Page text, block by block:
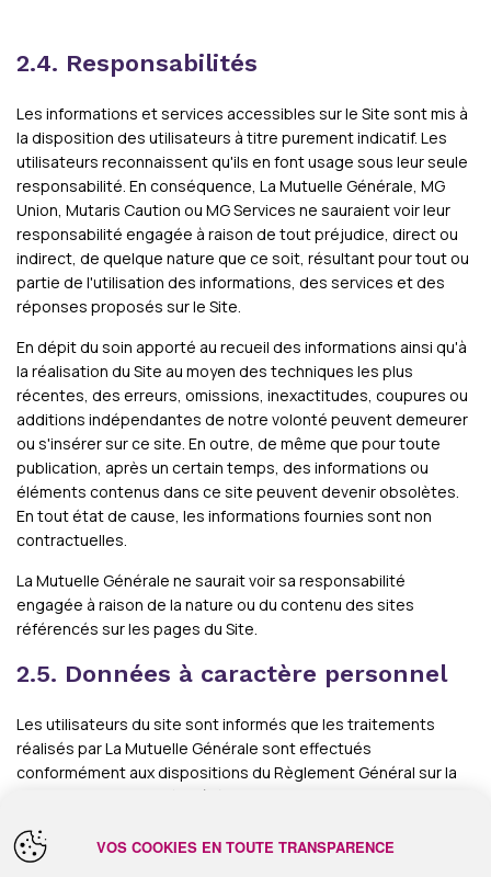
2.4. Responsabilités
Les informations et services accessibles sur le Site sont mis à
la disposition des utilisateurs à titre purement indicatif. Les
utilisateurs reconnaissent qu'ils en font usage sous leur seule
responsabilité. En conséquence, La Mutuelle Générale, MG
Union, Mutaris Caution ou MG Services ne sauraient voir leur
responsabilité engagée à raison de tout préjudice, direct ou
indirect, de quelque nature que ce soit, résultant pour tout ou
partie de l'utilisation des informations, des services et des
réponses proposés sur le Site.
En dépit du soin apporté au recueil des informations ainsi qu'à
la réalisation du Site au moyen des techniques les plus
récentes, des erreurs, omissions, inexactitudes, coupures ou
additions indépendantes de notre volonté peuvent demeurer
ou s'insérer sur ce site. En outre, de même que pour toute
publication, après un certain temps, des informations ou
éléments contenus dans ce site peuvent devenir obsolètes.
En tout état de cause, les informations fournies sont non
contractuelles.
La Mutuelle Générale ne saurait voir sa responsabilité
engagée à raison de la nature ou du contenu des sites
référencés sur les pages du Site.
2.5. Données à caractère personnel
Les utilisateurs du site sont informés que les traitements
réalisés par La Mutuelle Générale sont effectués
conformément aux dispositions du Règlement Général sur la
Protection des Données (Règlement 2016/679 du Parlement
25 mai 2018) et des dispositions de la Loi dite « Informatique
et Libertés » (loi n°78-17 du 6 janvier 1978 modifiée).
VOS COOKIES EN TOUTE TRANSPARENCE